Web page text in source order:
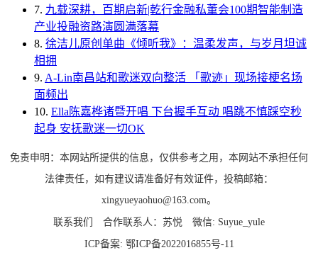
7. 九载深耕，百期启新|乾行金融私董会100期智能制造
产业投融资路演圆满落幕
8. 徐洁儿原创单曲《倾听我》：温柔发声，与岁月坦诚
相拥
9. A-Lin南昌站和歌迷双向整活 「歌迹」现场接梗名场
面频出
10. Ella陈嘉桦诸暨开唱 下台握手互动 唱跳不慎踩空秒
起身 安抚歌迷一切OK
免责申明：本网站所提供的信息，仅供参考之用，本网站不承担任何
法律责任，如有建议请准备好有效证件，投稿邮箱：
xingyueyaohuo@163.com。
联系我们 合作联系人：苏悦 微信: Suyue_yule
ICP备案: 鄂ICP备2022016855号-11